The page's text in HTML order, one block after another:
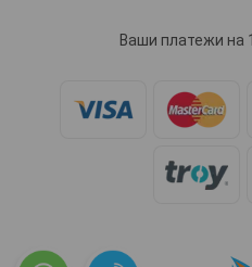
Ваши платежи на